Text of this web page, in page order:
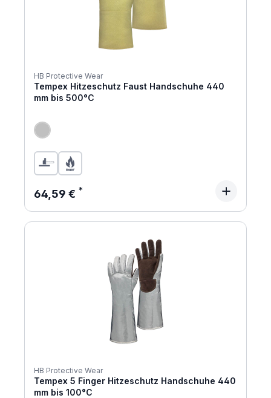
HB Protective Wear
Tempex Hitzeschutz Faust Handschuhe 440
mm bis 500°C
Regulärer Preis:
64,59 €
HB Protective Wear
Tempex 5 Finger Hitzeschutz Handschuhe 440
mm bis 100°C